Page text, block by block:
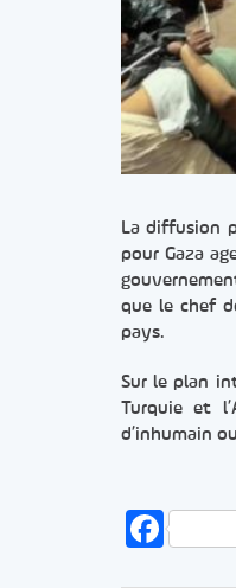
La diffusion
pour Gaza
que le chef
pays.
Sur le plan
Turquie et
d’inhumain